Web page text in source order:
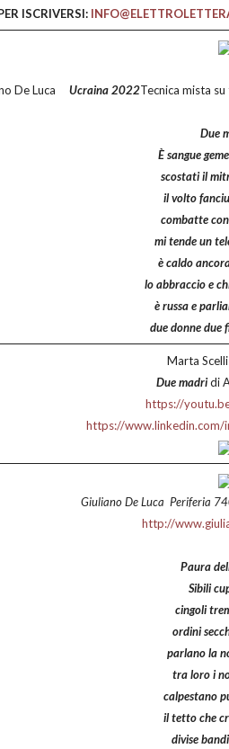
ISCRIVERSI:
De Luca Ucraina 2022Tecnica mista
Due
È sangue
scostati il
il volto
combatte
mi tende un
è caldo
lo abbraccio e
è russa e
due donne due
Marta
Due madridi
https://
https://
Giuliano De Luca Periferia
http://
Paura
Sibili
cingoli
ordini
parlano la
tra loro i
calpestano
il tetto che
divise